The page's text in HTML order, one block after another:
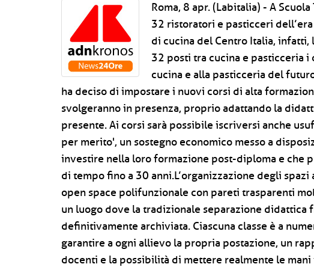
Roma, 8 apr. (Labitalia) - A
32 ristoratori e pasticceri
di cucina del Centro Italia, infatti,
32 posti tra cucina e pasticceria
cucina e alla pasticceria del
ha deciso di impostare i nuovi corsi di alta
svolgeranno in presenza, proprio adattando la
presente. Ai corsi sarà possibile iscriversi anche
per merito', un sostegno economico messo a
investire nella loro formazione post-diploma e che
di tempo fino a 30 anni.L’organizzazione degli
open space polifunzionale con pareti trasparenti
un luogo dove la tradizionale separazione didattica
definitivamente archiviata. Ciascuna classe è a
garantire a ogni allievo la propria postazione, un
docenti e la possibilità di mettere realmente le mani